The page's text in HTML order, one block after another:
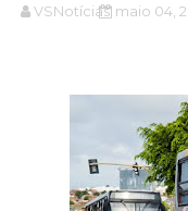
VSNotícias maio 04,